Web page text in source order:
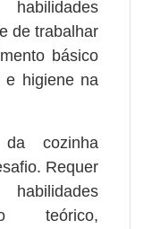
de trabalhar
básico
e higiene na
cozinha
Requer
teórico,